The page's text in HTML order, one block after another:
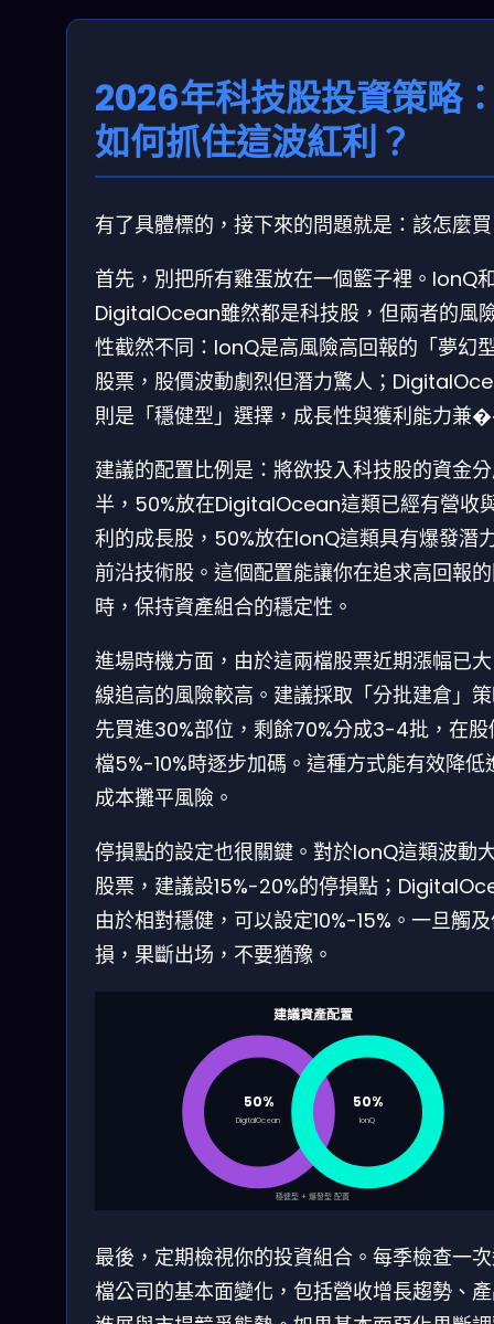
2026年科技股投資策略
如何抓住這波紅利？
有了具體標的，接下來的問題就是：該怎麼
首先，別把所有雞蛋放在一個籃子裡。IonQ
DigitalOcean雖然都是科技股，但兩者的風
性截然不同：IonQ是高風險高回報的「夢幻
股票，股價波動劇烈但潛力驚人；
則是「穩健型」選擇，成長性與獲利能力兼
建議的配置比例是：將欲投入科技股的資金
半，50%放在DigitalOcean這類已經有營收
利的成長股，50%放在IonQ這類具有爆發潛
前沿技術股。這個配置能讓你在追求高回報
時，保持資產組合的穩定性。
進場時機方面，由於這兩檔股票近期漲幅已
線追高的風險較高。建議採取「分批建倉」
先買進30%部位，剩餘70%分成3-4批，在股
檔5%-10%時逐步加碼。這種方式能有效降低
成本攤平風險。
停損點的設定也很關鍵。對於IonQ這類波動
股票，建議設15%-20%的停損點；
由於相對穩健，可以設定10%-15%。一旦觸
損，果斷出场，不要猶豫。
建議資產配置
50%
DigitalOcean
50%
IonQ
穩健型 + 爆發型 配置
最後，定期檢視你的投資組合。每季檢查一
檔公司的基本面變化，包括營收增長趨勢、